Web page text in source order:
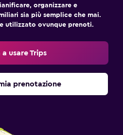
organizzare e
sia più semplice che mai.
utilizzato ovunque prenoti.
a usare Trips
prenotazione